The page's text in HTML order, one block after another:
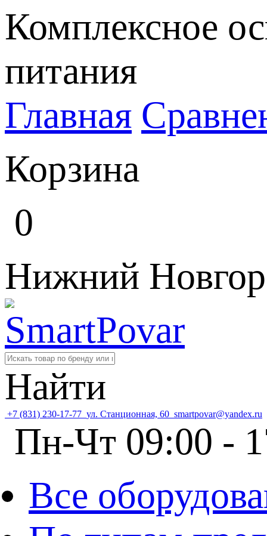
Комплексное
питания
Главная
Корзина
0
Нижний
Найти
+7 (831) 230-17-77 ул. Станционная, 60 smartpovar@yandex.ru
Пн-Чт 09:00 -
Все